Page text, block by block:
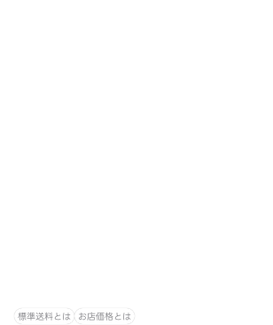
標準送料とは お店価格とは